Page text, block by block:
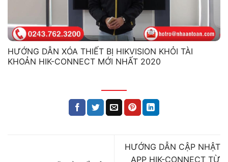
HƯỚNG DẪN XÓA THIẾT BỊ HIKVISION KHỎI TÀI
KHOẢN HIK-CONNECT MỚI NHẤT 2020
HƯỚNG DẪN CẬP NHẬT
APP HIK-CONNECT TỪ